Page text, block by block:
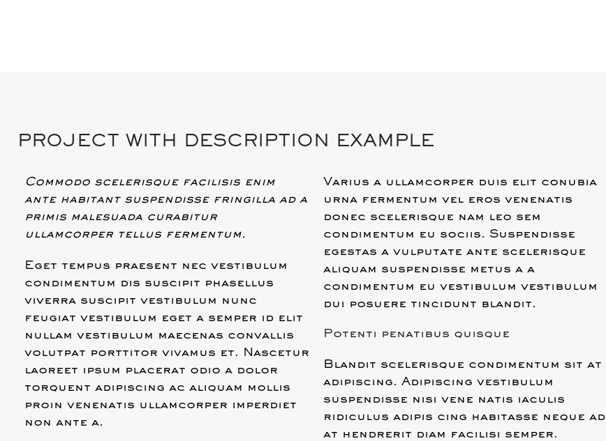
PROJECT WITH DESCRIPTION EXAMPLE
Commodo scelerisque facilisis enim
ante habitant suspendisse fringilla ad a
primis malesuada curabitur
ullamcorper tellus fermentum.
Eget tempus praesent nec vestibulum
condimentum dis suscipit phasellus
viverra suscipit vestibulum nunc
feugiat vestibulum eget a semper id elit
nullam vestibulum maecenas convallis
volutpat porttitor vivamus et. Nascetur
laoreet ipsum placerat odio a dolor
torquent adipiscing ac aliquam mollis
proin venenatis ullamcorper imperdiet
non ante a.
Varius a ullamcorper duis elit conubia
urna fermentum vel eros venenatis
donec scelerisque nam leo sem
condimentum eu sociis. Suspendisse
egestas a vulputate ante scelerisque
aliquam suspendisse metus a a
condimentum eu vestibulum vestibulum
dui posuere tincidunt blandit.
Potenti penatibus quisque
Blandit scelerisque condimentum sit at
adipiscing. Adipiscing vestibulum
suspendisse nisi vene natis iaculis
ridiculus adipis cing habitasse neque ad
at hendrerit diam facilisi semper.